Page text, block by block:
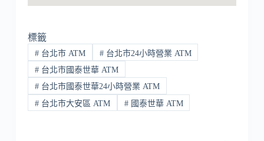
標籤
#台北市 ATM #台北市24小時營業 ATM
#台北市國泰世華 ATM
#台北市國泰世華24小時營業 ATM
#台北市大安區 ATM #國泰世華 ATM